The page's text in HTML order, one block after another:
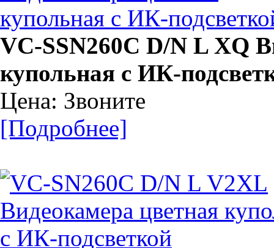
VC-SSN260C D/N L XQ
купольная с ИК-
Цена: Звоните
[Подробнее]